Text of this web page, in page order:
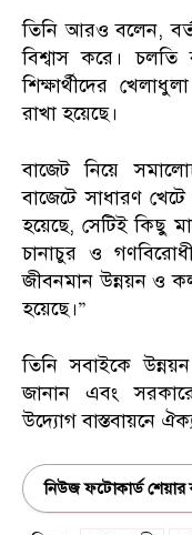
তিনি আরও বলেন,
বিশ্বাস করে। চলতি
শিক্ষার্থীদের
রাখা হয়েছে।
বাজেট নিয়ে
বাজেটে সাধারণ
হয়েছে, সেটিই কিছু
চানাচুর ও
জীবনমান উন্নয়ন ও
হয়েছে।”
তিনি সবাইকে
জানান এবং
উদ্যোগ বাস্তবায়নে
নিউজ ফটোকার্ড